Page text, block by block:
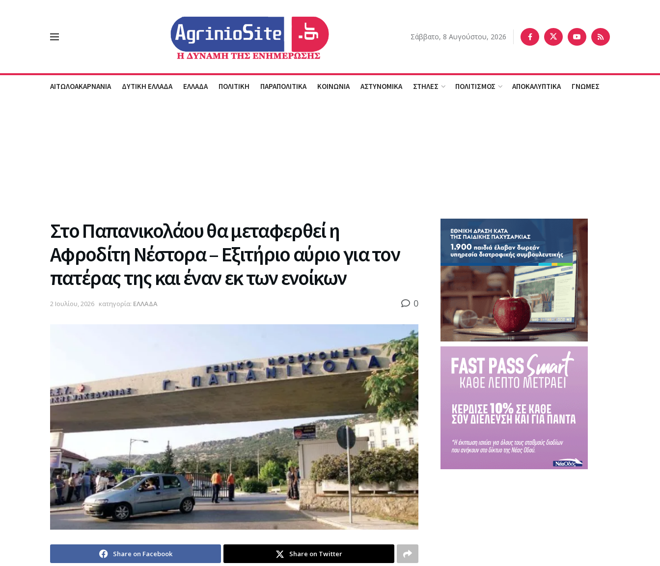
Σάββατο, 8 Αυγούστου, 2026
ΑΙΤΩΛΟΑΚΑΡΝΑΝΙΑ ΔΥΤΙΚΗ ΕΛΛΑΔΑ ΕΛΛΑΔΑ ΠΟΛΙΤΙΚΗ ΠΑΡΑΠΟΛΙΤΙΚΑ ΚΟΙΝΩΝΙΑ ΑΣΤΥΝΟΜΙΚΑ ΣΤΗΛΕΣ ΠΟΛΙΤΙΣΜΟΣ ΑΠΟΚΑΛΥΠΤΙΚΑ ΓΝΩΜΕΣ
Στο Παπανικολάου θα μεταφερθεί η
Αφροδίτη Νέστορα – Εξιτήριο αύριο για τον
πατέρας της και έναν εκ των ενοίκων
2 Ιουλίου, 2026 κατηγορία: ΕΛΛΑΔΑ 0
Share on Facebook Share on Twitter